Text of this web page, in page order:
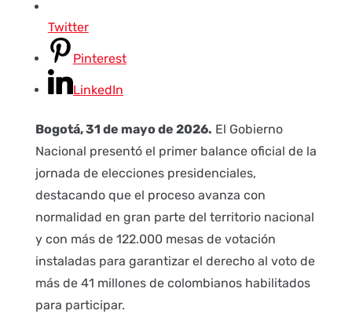
Twitter
Pinterest
LinkedIn
Bogotá, 31 de mayo de 2026. El Gobierno
Nacional presentó el primer balance oficial de la
jornada de elecciones presidenciales,
destacando que el proceso avanza con
normalidad en gran parte del territorio nacional
y con más de 122.000 mesas de votación
instaladas para garantizar el derecho al voto de
más de 41 millones de colombianos habilitados
para participar.